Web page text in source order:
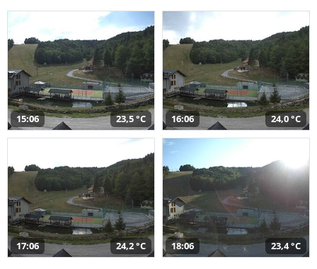
15:06 23,5 °C 16:06 24,0 °C
17:06 24,2 °C 18:06 23,4 °C